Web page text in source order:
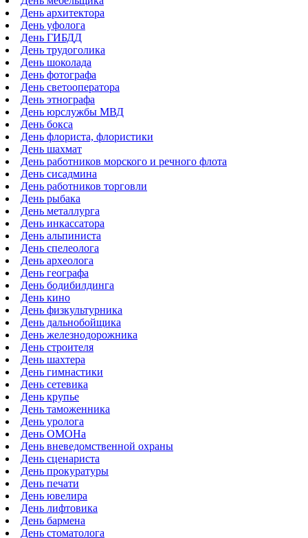
День архитектора
День уфолога
День ГИБДД
День трудоголика
День шоколада
День фотографа
День светооператора
День этнографа
День юрслужбы МВД
День бокса
День флориста, флористики
День шахмат
День работников морского и речного флота
День сисадмина
День работников торговли
День рыбака
День металлурга
День инкассатора
День альпиниста
День спелеолога
День археолога
День географа
День бодибилдинга
День кино
День физкультурника
День дальнобойщика
День железнодорожника
День строителя
День шахтера
День гимнастики
День сетевика
День крупье
День таможенника
День уролога
День ОМОНа
День вневедомственной охраны
День сценариста
День прокуратуры
День печати
День ювелира
День лифтовика
День бармена
День стоматолога